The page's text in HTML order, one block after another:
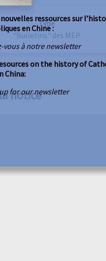
Type
"Bulletins" des MEP
notice
ressources sur
en Chine :
vous à notre newsletter
on the history of
China:
for our newsletter